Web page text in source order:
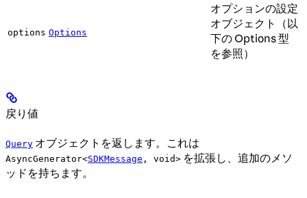
options Options
オプションの設定
オブジェクト（以
下の Options 型
を参照）
戻り値
Query オブジェクトを返します。これは
AsyncGenerator<SDKMessage , void> を拡張し、追加のメソ
ッドを持ちます。